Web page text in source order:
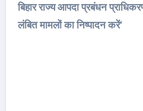
बिहार राज्य आपदा प्रबंधन
लंबित मामलों का निष्पादन करें’